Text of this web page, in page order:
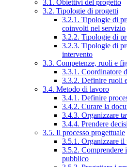
3.1. Obiettivi del progetto
3.2. Tipologie di progetti
3.2.1. Tipologie di
coinvolti nel servizio
3.2.2. Tipologie di
3.2.3. Tipologie di
intervento
3.3. Competenze, ruoli e
3.3.1. Coordinatore
3.3.2. Definire ruoli
3.4. Metodo di lavoro
3.4.1. Definire
3.4.2. Curare la
3.4.3. Organizzare
3.4.4. Prendere
3.5. Il processo progettuale
3.5.1. Organizzare il
3.5.2. Comprendere
pubblico